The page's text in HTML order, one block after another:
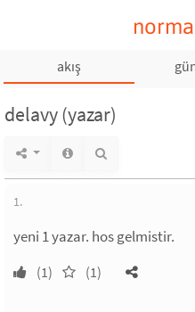
akış
delavy (yazar)
1.
yeni 1 yazar. hos gelmistir.
(1) (1)